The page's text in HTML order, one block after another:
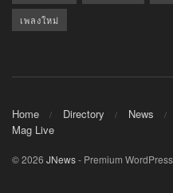
เพลงใหม่
Home Directory News
Mag Live
© 2026 JNews- Premium